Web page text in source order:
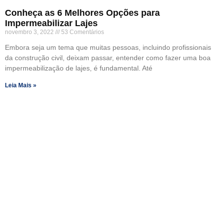
Conheça as 6 Melhores Opções para
Impermeabilizar Lajes
novembro 3, 2022 53 Comentários
Embora seja um tema que muitas pessoas, incluindo profissionais
da construção civil, deixam passar, entender como fazer uma boa
impermeabilização de lajes, é fundamental. Até
Leia Mais »